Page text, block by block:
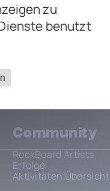
zu
benutzt
Community
RockBoard Artists
Erfolge
Aktivitäten Übersicht